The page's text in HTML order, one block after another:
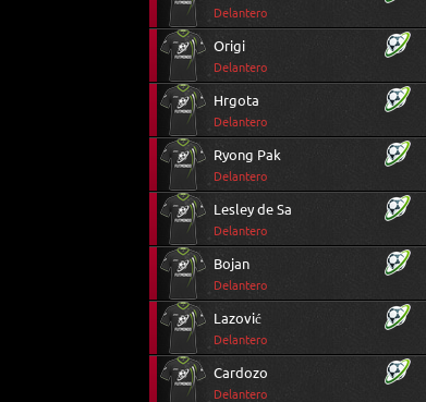
Delantero
Origi
Delantero
Hrgota
Delantero
Ryong Pak
Delantero
Lesley de Sa
Delantero
Bojan
Delantero
Lazović
Delantero
Cardozo
Delantero